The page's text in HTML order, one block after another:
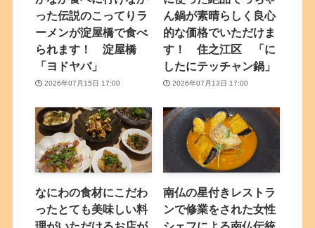
った伝説のこってりラ
ーメンが淀屋橋で食べ
られます！ 淀屋橋
「ヨドヤバ」
2026年07月15日 17:00
ん鍋が素晴らしく良心
的な価格でいただけま
す！ 住之江区 「に
したにテッチャン鍋」
2026年07月13日 17:00
なにわの食材にこだわ
ったとても美味しい料
南仏の星付きレストラ
ンで修業をされた女性